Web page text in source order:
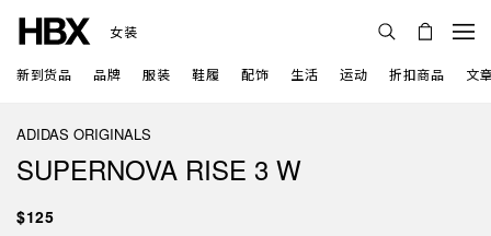
女装
新到货品 品牌 服装 鞋履 配饰 生活 运动 折扣商品 文
ADIDAS ORIGINALS
SUPERNOVA RISE 3 W
$125